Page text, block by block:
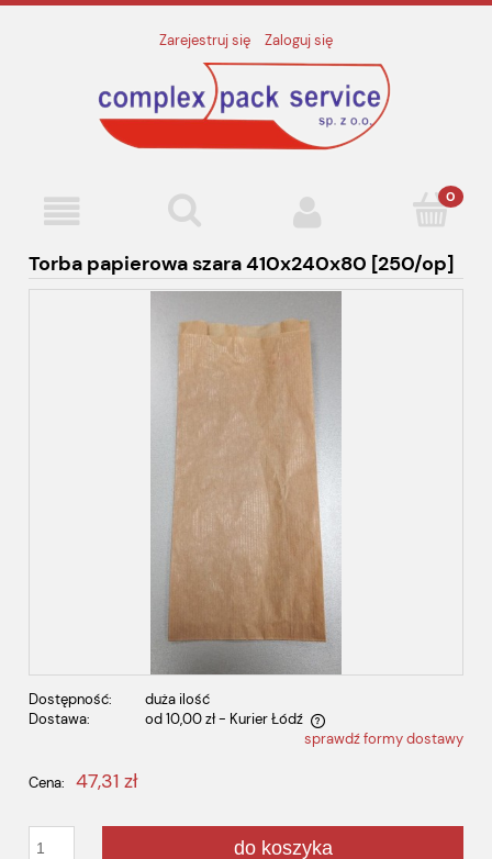
Zarejestruj się Zaloguj się
Torba papierowa szara 410x240x80 [250/op]
Dostępność:
duża ilość
Dostawa:
od 10,00 zł - Kurier Łódź
Cena nie zawiera ewentualnych kosztów płatnościsprawdź formy dostawy
Cena: 47,31 zł
do koszyka